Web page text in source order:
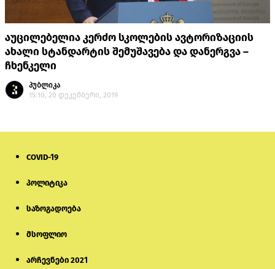
აუცილებელია კერძო სკოლების ავტორიზაციის
ახალი სტანდარტის შემუშავება და დანერგვა –
ჩხენკელი
პუბლიკა
15:10, 20 დეკემბერი, 2019
COVID-19
პოლიტიკა
საზოგადოება
მსოფლიო
არჩევნები 2021